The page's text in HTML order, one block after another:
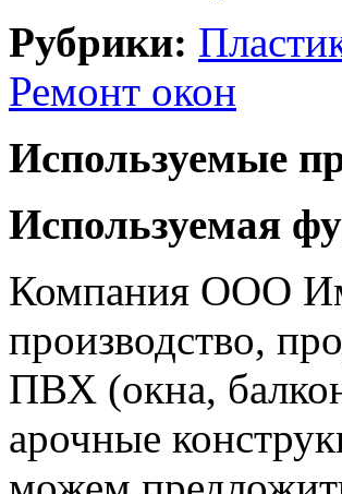
Рубрики:
Ремонт окон
Используемые
Используемая
Компания ООО
производство,
ПВХ (окна,
арочные